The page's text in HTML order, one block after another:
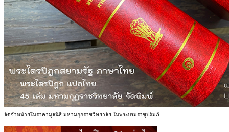
จัดจำหน่ายในราคามูลนิธิ มหามกุกราชวิทยาลัย ในพระบรมราชูปถัมภ์